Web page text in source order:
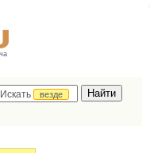
Искать
везде